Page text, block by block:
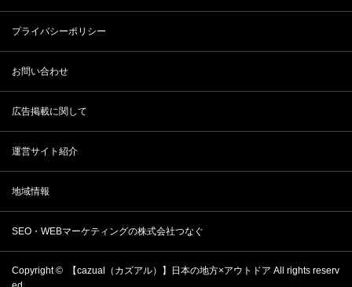
プライバシーポリシー
お問い合わせ
広告掲載に関して
運営サイト紹介
地域情報
SEO・WEBマーケティングの株式会社つなぐ
Copyright © 【cazual（カズアル）】日本の地方×アウトドア All rights reserv